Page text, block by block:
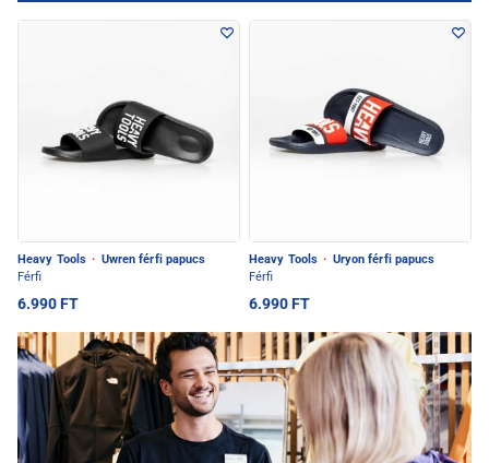
Heavy Tools · Uwren férfi papucs
Férfi
6.990 FT
Heavy Tools · Uryon férfi papucs
Férfi
6.990 FT